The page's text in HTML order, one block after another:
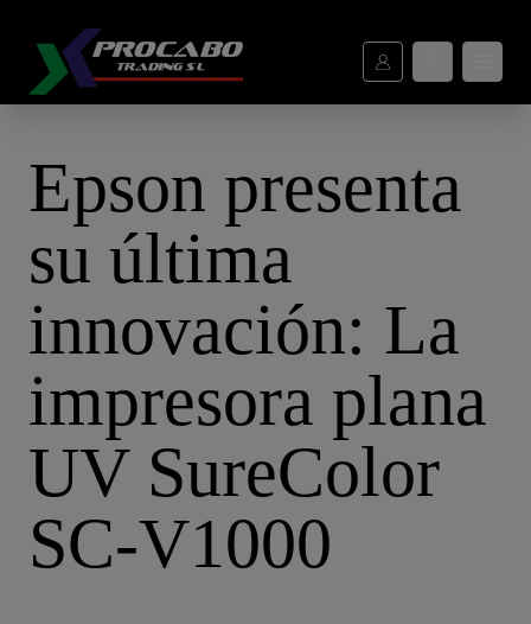
Epson presenta su última innovación: La impresora plana UV
Epson presenta
su última
innovación: La
impresora plana
UV SureColor
SC-V1000